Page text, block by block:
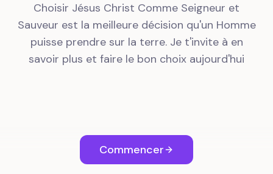
Choisir Jésus Christ Comme Seigneur et
Sauveur est la meilleure décision qu'un Homme
puisse prendre sur la terre. Je t'invite à en
savoir plus et faire le bon choix aujourd'hui
Commencer